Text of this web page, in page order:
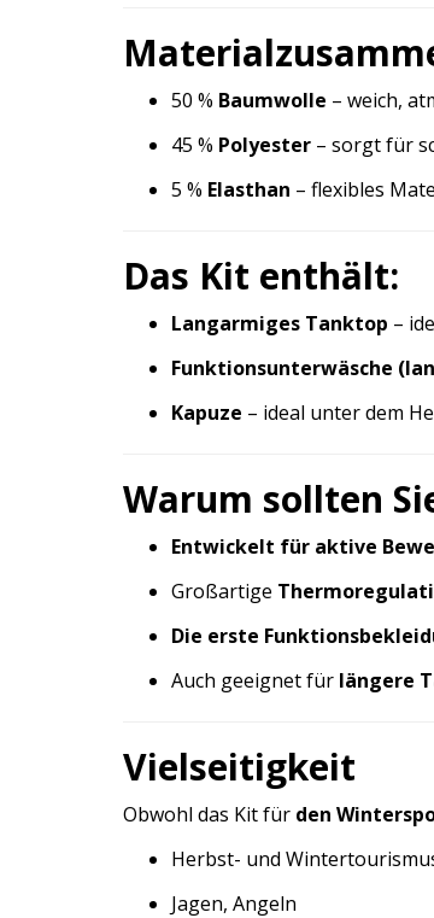
50 % Baumwolle – weich,
45 % Polyester – sorgt für
5 % Elasthan – flexibles
Das Kit enthält:
Langarmiges Tanktop –
Funktionsunterwäsche
Kapuze – ideal unter dem
Warum sollten
Entwickelt für aktive
Großartige
Die erste
Auch geeignet für längere
Vielseitigkeit
Obwohl das Kit für den
Herbst- und
Jagen, Angeln